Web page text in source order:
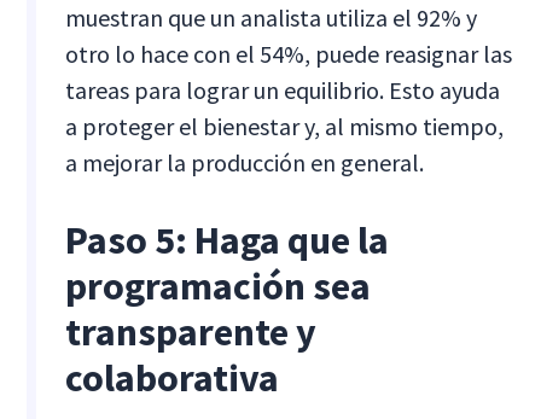
muestran que un analista utiliza el 92% y
otro lo hace con el 54%, puede reasignar las
tareas para lograr un equilibrio. Esto ayuda
a proteger el bienestar y, al mismo tiempo,
a mejorar la producción en general.
Paso 5: Haga que la
programación sea
transparente y
colaborativa